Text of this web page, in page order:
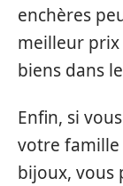
enchères
meilleur
biens dans
Enfin, si
votre famille
bijoux, vous